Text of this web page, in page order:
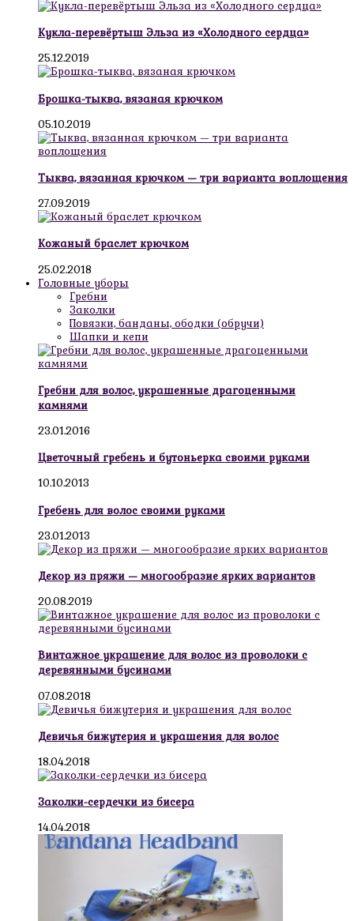
Кукла-перевёртыш Эльза из «Холодного сердца»
25.12.2019
Брошка-тыква, вязаная крючком
05.10.2019
Тыква, вязанная крючком — три варианта воплощения
27.09.2019
Кожаный браслет крючком
25.02.2018
Головные уборы
Гребни
Заколки
Повязки, банданы, ободки (обручи)
Шапки и кепи
Гребни для волос, украшенные драгоценными
камнями
23.01.2016
Цветочный гребень и бутоньерка своими руками
10.10.2013
Гребень для волос своими руками
23.01.2013
Декор из пряжи — многообразие ярких вариантов
20.08.2019
Винтажное украшение для волос из проволоки с
деревянными бусинами
07.08.2018
Девичья бижутерия и украшения для волос
18.04.2018
Заколки-сердечки из бисера
14.04.2018